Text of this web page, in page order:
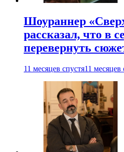
Шоураннер
рассказал, что в
перевернуть
11 месяцев спустя11 месяцев